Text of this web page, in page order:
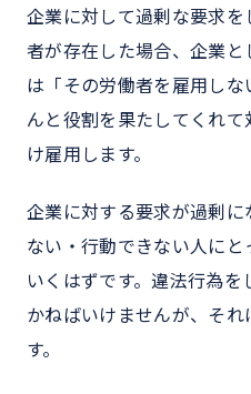
企業に対して過剰な要求
者が存在した場合、企業
は「その労働者を雇用しな
んと役割を果たしてくれ
け雇用します。
企業に対する要求が過剰に
ない・行動できない人にと
いくはずです。違法行為
かねばいけませんが、そ
す。